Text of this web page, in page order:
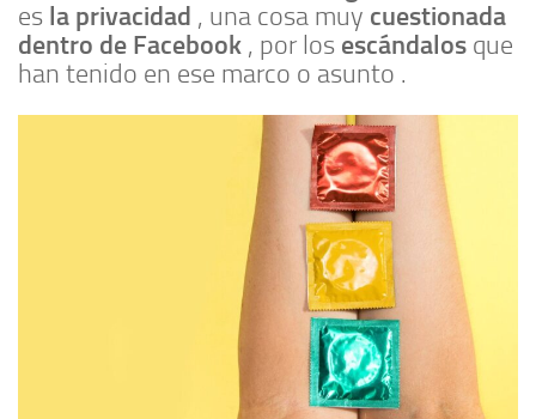
es la privacidad , una cosa muy cuestionada
dentro de Facebook , por los escándalos que
han tenido en ese marco o asunto .